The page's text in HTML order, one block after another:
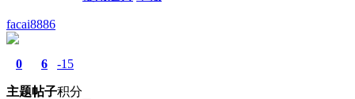
facai8886
0
主题
6
帖子
-15
积分